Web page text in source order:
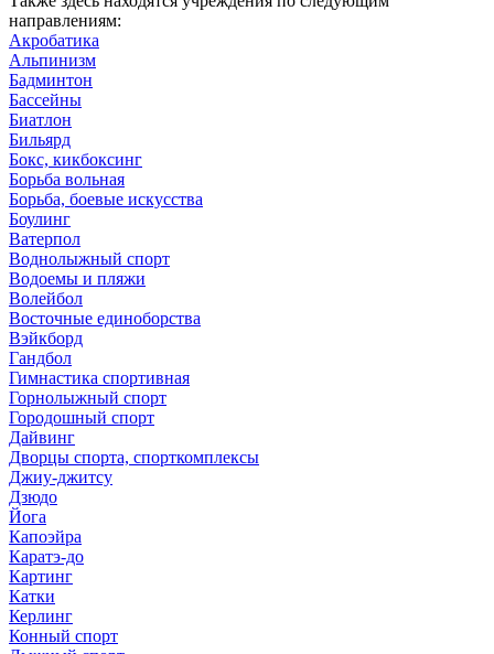
направлениям:
Акробатика
Альпинизм
Бадминтон
Бассейны
Биатлон
Бильярд
Бокс, кикбоксинг
Борьба вольная
Борьба, боевые искусства
Боулинг
Ватерпол
Воднолыжный спорт
Водоемы и пляжи
Волейбол
Восточные единоборства
Вэйкборд
Гандбол
Гимнастика спортивная
Горнолыжный спорт
Городошный спорт
Дайвинг
Дворцы спорта, спорткомплексы
Джиу-джитсу
Дзюдо
Йога
Капоэйра
Каратэ-до
Картинг
Катки
Керлинг
Конный спорт